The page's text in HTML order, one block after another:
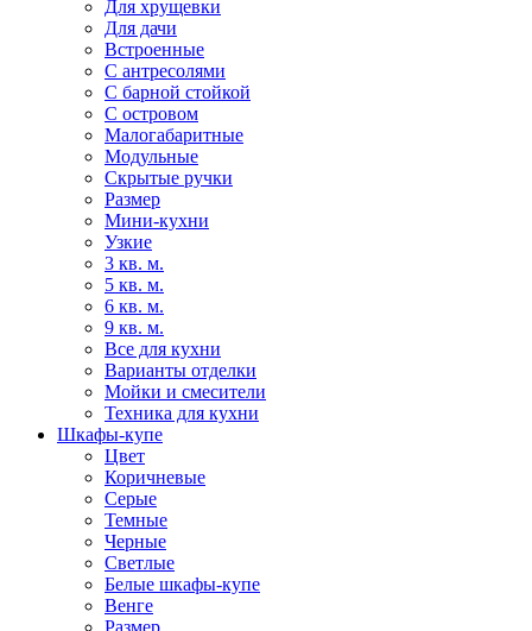
Для хрущевки
Для дачи
Встроенные
С антресолями
С барной стойкой
С островом
Малогабаритные
Модульные
Скрытые ручки
Размер
Мини-кухни
Узкие
3 кв. м.
5 кв. м.
6 кв. м.
9 кв. м.
Все для кухни
Варианты отделки
Мойки и смесители
Техника для кухни
Шкафы-купе
Цвет
Коричневые
Серые
Темные
Черные
Светлые
Белые шкафы-купе
Венге
Размер